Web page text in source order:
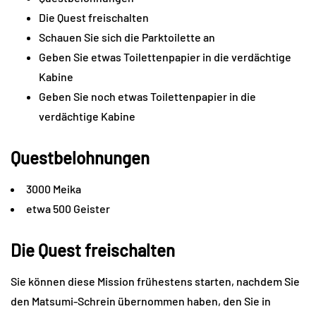
Die Quest freischalten
Schauen Sie sich die Parktoilette an
Geben Sie etwas Toilettenpapier in die verdächtige
Kabine
Geben Sie noch etwas Toilettenpapier in die
verdächtige Kabine
Questbelohnungen
3000 Meika
etwa 500 Geister
Die Quest freischalten
Sie können diese Mission frühestens starten, nachdem Sie
den Matsumi-Schrein übernommen haben, den Sie in